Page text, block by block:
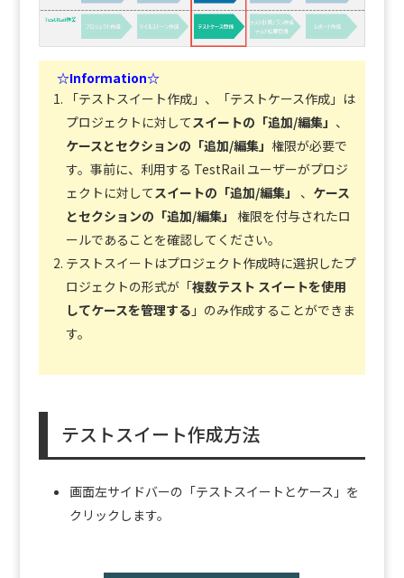
☆Information☆
「テストスイート作成」、「テストケース作成」は
プロジェクトに対して スイートの「追加/編集」 、
ケースとセクションの「追加/編集」 権限が必要で
す。事前に、利用する TestRail ユーザーがプロジ
ェクトに対して スイートの「追加/編集」 、 ケース
とセクションの「追加/編集」
権限を付与されたロ
ールであることを確認してください。
テストスイートはプロジェクト作成時に選択したプ
ロジェクトの形式が「複数テスト スイートを使用
してケースを管理する 」のみ作成することができま
す。
テストスイート作成方法
画面左サイドバーの「テストスイートとケース」を
クリックします。